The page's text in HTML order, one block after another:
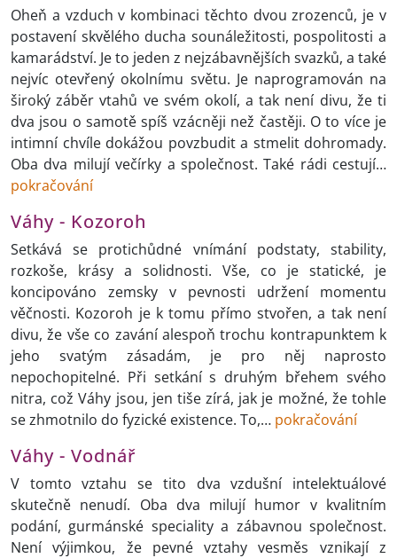
Oheň a vzduch v kombinaci těchto dvou zrozenců, je v
postavení skvělého ducha sounáležitosti, pospolitosti a
kamarádství. Je to jeden z nejzábavnějších svazků, a také
nejvíc otevřený okolnímu světu. Je naprogramován na
široký záběr vtahů ve svém okolí, a tak není divu, že ti
dva jsou o samotě spíš vzácněji než častěji. O to více je
intimní chvíle dokážou povzbudit a stmelit dohromady.
Oba dva milují večírky a společnost. Také rádi cestují…
pokračování
Váhy - Kozoroh
Setkává se protichůdné vnímání podstaty, stability,
rozkoše, krásy a solidnosti. Vše, co je statické, je
koncipováno zemsky v pevnosti udržení momentu
věčnosti. Kozoroh je k tomu přímo stvořen, a tak není
divu, že vše co zavání alespoň trochu kontrapunktem k
jeho svatým zásadám, je pro něj naprosto
nepochopitelné. Při setkání s druhým břehem svého
nitra, což Váhy jsou, jen tiše zírá, jak je možné, že tohle
se zhmotnilo do fyzické existence. To,… pokračování
Váhy - Vodnář
V tomto vztahu se tito dva vzdušní intelektuálové
skutečně nenudí. Oba dva milují humor v kvalitním
podání, gurmánské speciality a zábavnou společnost.
Není výjimkou, že pevné vztahy vesměs vznikají z